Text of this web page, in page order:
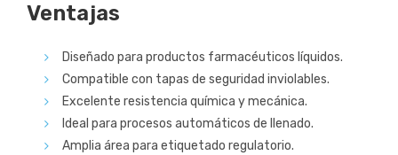
Ventajas
Diseñado para productos farmacéuticos líquidos.
Compatible con tapas de seguridad inviolables.
Excelente resistencia química y mecánica.
Ideal para procesos automáticos de llenado.
Amplia área para etiquetado regulatorio.